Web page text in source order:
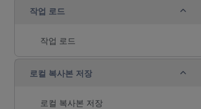
작업 로드 축소
작업 로드
로컬 복사본 저장 축소
로컬 복사본 저장